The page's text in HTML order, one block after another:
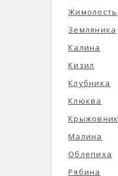
Жимолость
Земляника
Калина
Кизил
Клубника
Клюква
Крыжовник
Малина
Облепиха
Рябина